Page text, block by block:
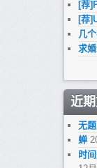
[荐
[荐
几
求
近
无题
蝉
时